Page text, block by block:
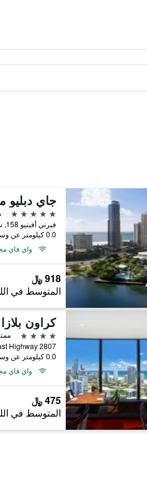
5 نجوم
فيرني أفينيو 158, سورفرس باراديس, QLD, أستراليا
0.0 كيلومتر عن وسط المدينة
واي فاي
918 ﷼
المتوسط في
4 نجوم
ممتاز
0.0 كيلومتر عن وسط المدينة
واي فاي
475 ﷼
المتوسط في